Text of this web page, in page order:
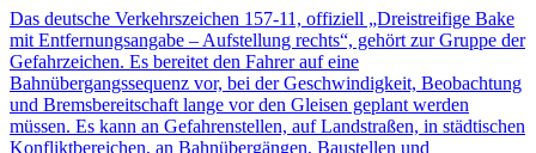
Das deutsche Verkehrszeichen 157-11, offiziell „Dreistreifige Bake
mit Entfernungsangabe – Aufstellung rechts“, gehört zur Gruppe der
Gefahrzeichen. Es bereitet den Fahrer auf eine
Bahnübergangssequenz vor, bei der Geschwindigkeit, Beobachtung
und Bremsbereitschaft lange vor den Gleisen geplant werden
müssen. Es kann an Gefahrenstellen, auf Landstraßen, in städtischen
Konfliktbereichen, an Bahnübergängen, Baustellen und